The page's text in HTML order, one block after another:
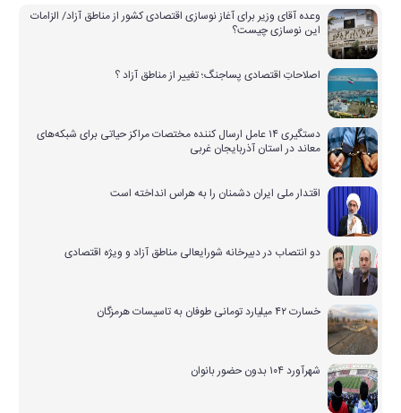
وعده آقای وزیر برای آغاز نوسازی اقتصادی کشور از مناطق آزاد/ الزامات
این نوسازی چیست؟
اصلاحاتِ اقتصادی پساجنگ؛ تغییر از مناطق آزاد ؟
دستگیری ۱۴ عامل ارسال کننده مختصات مراکز حیاتی برای شبکه‌های
معاند در استان آذربایجان غربی
اقتدار ملی ایران دشمنان را به هراس انداخته است
دو انتصاب در دبیرخانه شورایعالی مناطق آزاد و ویژه اقتصادی
خسارت ۴۲ میلیارد تومانی طوفان به تاسیسات هرمزگان
شهرآورد ۱۰۴ بدون حضور بانوان